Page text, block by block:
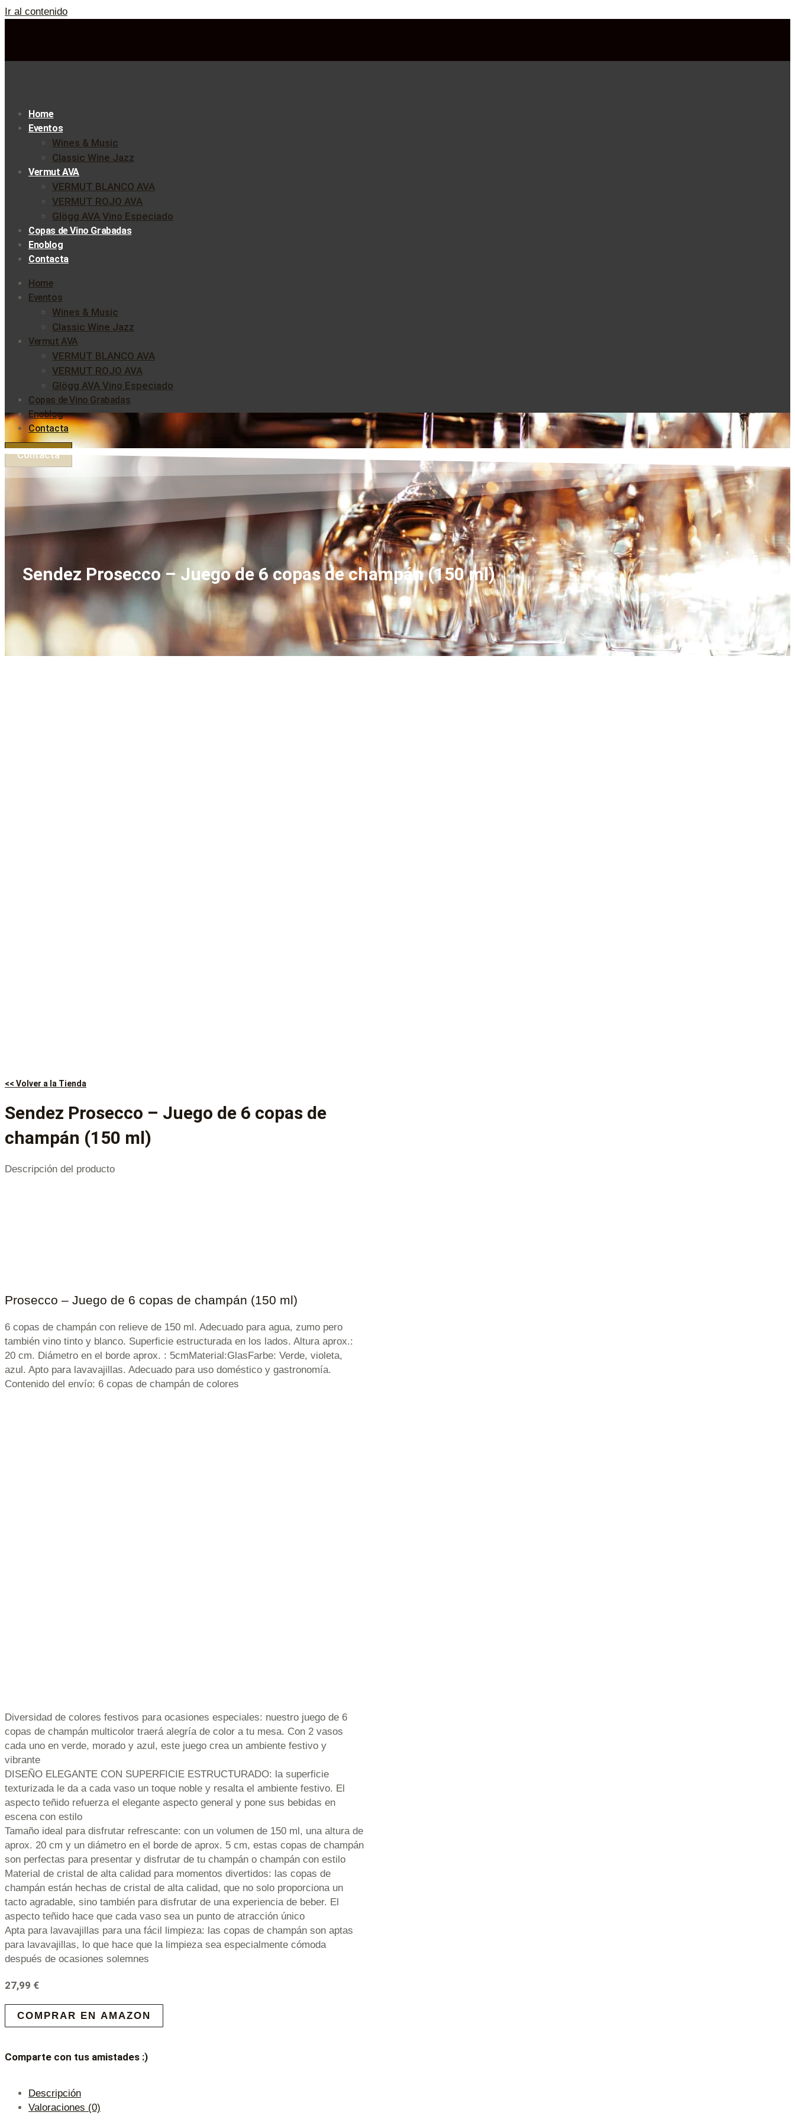
Ir al contenido
Home
Eventos
Wines & Music
Classic Wine Jazz
Vermut AVA
VERMUT BLANCO AVA
VERMUT ROJO AVA
Glögg AVA Vino Especiado
Copas de Vino Grabadas
Enoblog
Contacta
Home
Eventos
Wines & Music
Classic Wine Jazz
Vermut AVA
VERMUT BLANCO AVA
VERMUT ROJO AVA
Glögg AVA Vino Especiado
Copas de Vino Grabadas
Enoblog
Contacta
Contacta
Sendez Prosecco – Juego de 6 copas de champán (150 ml)
<< Volver a la Tienda
Sendez Prosecco – Juego de 6 copas de
champán (150 ml)
Descripción del producto
Prosecco – Juego de 6 copas de champán (150 ml)
6 copas de champán con relieve de 150 ml. Adecuado para agua, zumo pero
también vino tinto y blanco. Superficie estructurada en los lados. Altura aprox.:
20 cm. Diámetro en el borde aprox. : 5cmMaterial:GlasFarbe: Verde, violeta,
azul. Apto para lavavajillas. Adecuado para uso doméstico y gastronomía.
Contenido del envío: 6 copas de champán de colores
Diversidad de colores festivos para ocasiones especiales: nuestro juego de 6
copas de champán multicolor traerá alegría de color a tu mesa. Con 2 vasos
cada uno en verde, morado y azul, este juego crea un ambiente festivo y
vibrante
DISEÑO ELEGANTE CON SUPERFICIE ESTRUCTURADO: la superficie
texturizada le da a cada vaso un toque noble y resalta el ambiente festivo. El
aspecto teñido refuerza el elegante aspecto general y pone sus bebidas en
escena con estilo
Tamaño ideal para disfrutar refrescante: con un volumen de 150 ml, una altura de
aprox. 20 cm y un diámetro en el borde de aprox. 5 cm, estas copas de champán
son perfectas para presentar y disfrutar de tu champán o champán con estilo
Material de cristal de alta calidad para momentos divertidos: las copas de
champán están hechas de cristal de alta calidad, que no solo proporciona un
tacto agradable, sino también para disfrutar de una experiencia de beber. El
aspecto teñido hace que cada vaso sea un punto de atracción único
Apta para lavavajillas para una fácil limpieza: las copas de champán son aptas
para lavavajillas, lo que hace que la limpieza sea especialmente cómoda
después de ocasiones solemnes
27,99 €
COMPRAR EN AMAZON
Comparte con tus amistades :)
Descripción
Valoraciones (0)